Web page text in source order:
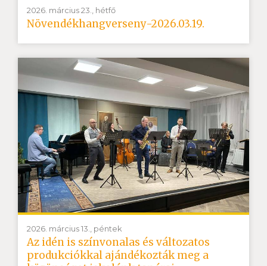
2026. március 23., hétfő
Növendékhangverseny-2026.03.19.
2026. március 13., péntek
Az idén is színvonalas és változatos
produkciókkal ajándékozták meg a